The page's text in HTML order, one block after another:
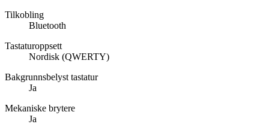
Tilkobling
Bluetooth
Tastaturoppsett
Nordisk (QWERTY)
Bakgrunnsbelyst tastatur
Ja
Mekaniske brytere
Ja